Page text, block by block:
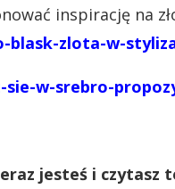
inspirację na
blask-zlota-w-
w-srebro-
jesteś i czytasz